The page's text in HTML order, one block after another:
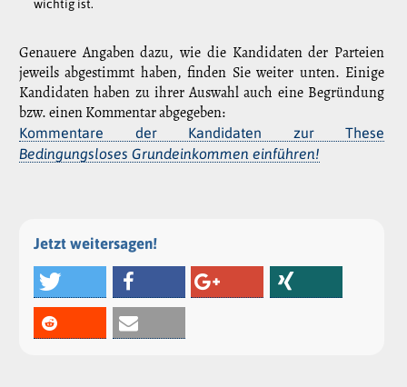
wichtig ist.
Genauere Angaben dazu, wie die Kandidaten der Parteien
jeweils abgestimmt haben, finden Sie weiter unten. Einige
Kandidaten haben zu ihrer Auswahl auch eine Begründung
bzw. einen Kommentar abgegeben:
Kommentare der Kandidaten zur These
Bedingungsloses Grundeinkommen einführen!
Jetzt weitersagen!